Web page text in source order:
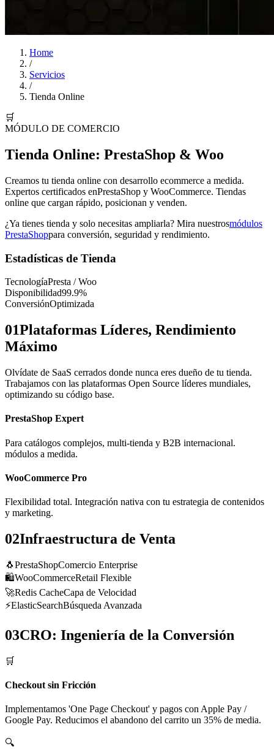
Home
/
Servicios
/
Tienda Online
🛒
MÓDULO DE COMERCIO
Tienda Online: PrestaShop & Woo
Creamos tu tienda online con desarrollo ecommerce a medida.
Expertos certificados enPrestaShop y WooCommerce. Tiendas
online que cargan rápido, posicionan y venden.
¿Ya tienes tienda y solo necesitas ampliarla? Mira nuestrosmódulos
PrestaShoppara conversión, seguridad y rendimiento.
Estadísticas de Tienda
TecnologíaPresta / Woo
Disponibilidad99.9%
ConversiónOptimizada
01Plataformas Líderes, Rendimiento
Máximo
Olvídate de SaaS cerrados donde nunca eres dueño de tu tienda.
Trabajamos con las plataformas Open Source líderes mundiales,
optimizando su código base.
PrestaShop Expert
Para catálogos complejos, multi-tienda y B2B internacional.
módulos a medida.
WooCommerce Pro
Flexibilidad total. Integración nativa con tu estrategia de contenidos
y marketing.
02Infraestructura de Venta
🐧PrestaShopComercio Enterprise
🛍️WooCommerceRetail Flexible
🚀Redis CacheCapa de Velocidad
⚡ElasticSearchBúsqueda Avanzada
03CRO: Ingeniería de la Conversión
🛒
Checkout sin Fricción
Implementamos 'One Page Checkout' y pagos con Apple Pay /
Google Pay. Reducimos el abandono del carrito un 35% de media.
🔍